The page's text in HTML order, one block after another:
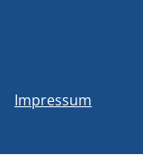
Impressum